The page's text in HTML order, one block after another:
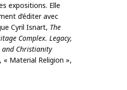
expositions. Elle
d’éditer avec
Cyril Isnart, The
Complex. Legacy,
and Christianity
« Material Religion »,